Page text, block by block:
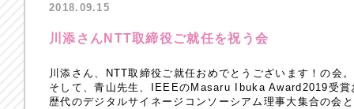
2018.09.15
川添さんNTT取締役ご就任を祝う会
川添さん、NTT取締役ご就任おめでとうございます！の会。
そして、青山先生、IEEEのMasaru Ibuka Award2019受賞
歴代のデジタルサイネージコンソーシアム理事大集合の会